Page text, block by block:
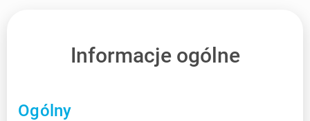
Informacje ogólne
Ogólny